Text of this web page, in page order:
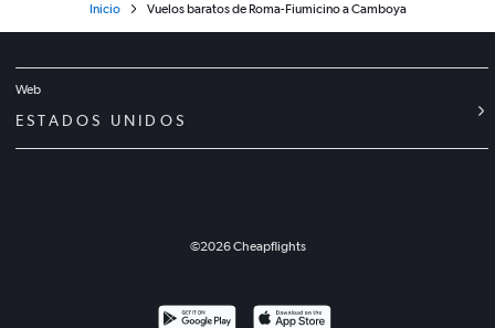
Inicio Vuelos baratos de Roma-Fiumicino a Camboya
Web
ESTADOS UNIDOS
©2026Cheapflights